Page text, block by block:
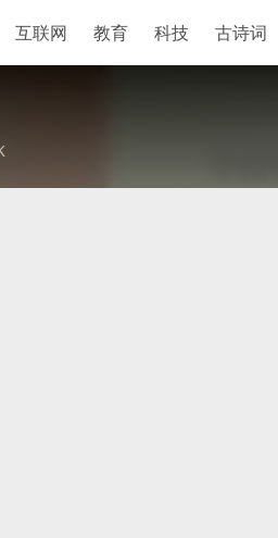
互联网 教育 科技 古诗词